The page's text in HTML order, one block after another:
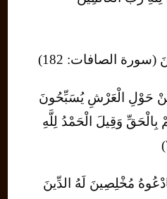
الصافات: 182)
مِنْ حَوْلِ الْعَرْشِ يُسَبِّحُونَ
وَقِيلَ الْحَمْدُ لِلَّهِ
مُخْلِصِينَ لَهُ الدِّينَ